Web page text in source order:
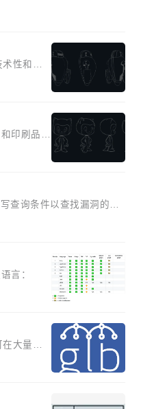
性和特
印刷品上
查询条件以查找漏洞的所
言：
大量物